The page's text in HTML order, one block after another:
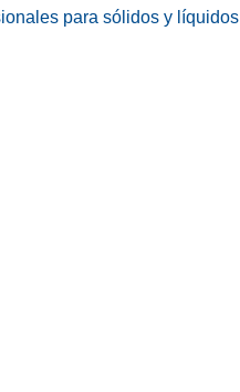
para sólidos y líquidos